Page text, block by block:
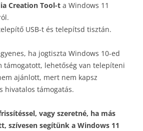
Creation Tool-t a Windows 11
USB-t és telepítsd tisztán.
ha jogtiszta Windows 10-ed
támogatott, lehetőség van telepíteni
ajánlott, mert nem kapsz
hivatalos támogatás.
vagy szeretné, ha más
szívesen segítünk a Windows 11